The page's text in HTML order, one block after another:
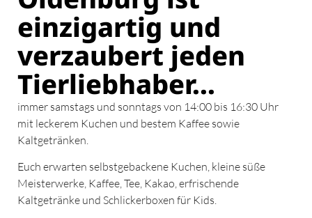
einzigartig und
verzaubert jeden
Tierliebhaber...
immer samstags und sonntags von 14:00 bis 16:30 Uhr
mit leckerem Kuchen und bestem Kaffee sowie
Kaltgetränken.
Euch erwarten selbstgebackene Kuchen, kleine süße
Meisterwerke, Kaffee, Tee, Kakao, erfrischende
Kaltgetränke und Schlickerboxen für Kids.